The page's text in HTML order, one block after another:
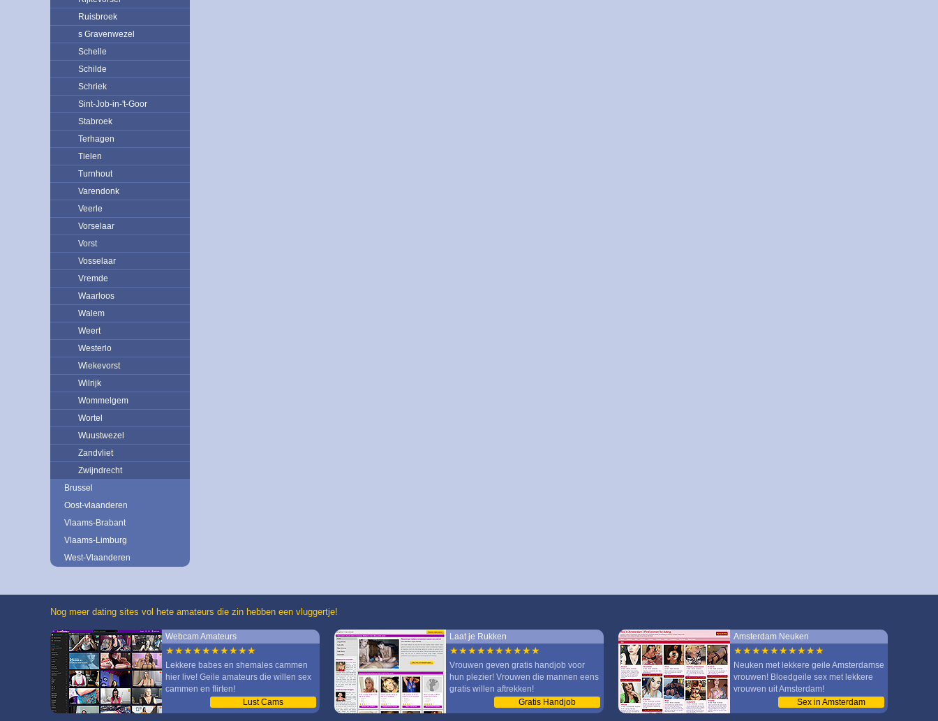
Ruisbroek
s Gravenwezel
Schelle
Schilde
Schriek
Sint-Job-in-'t-Goor
Stabroek
Terhagen
Tielen
Turnhout
Varendonk
Veerle
Vorselaar
Vorst
Vosselaar
Vremde
Waarloos
Walem
Weert
Westerlo
Wiekevorst
Wilrijk
Wommelgem
Wortel
Wuustwezel
Zandvliet
Zwijndrecht
Brussel
Oost-vlaanderen
Vlaams-Brabant
Vlaams-Limburg
West-Vlaanderen
Nog meer dating sites vol hete amateurs die zin hebben een vluggertje!
Webcam Amateurs
★★★★★★★★★★
Lekkere babes en shemales cammen
hier live! Geile amateurs die willen sex
cammen en flirten!
Lust Cams
Laat je Rukken
★★★★★★★★★★
Vrouwen geven gratis handjob voor
hun plezier! Vrouwen die mannen eens
gratis willen aftrekken!
Gratis Handjob
Amsterdam Neuken
★★★★★★★★★★
Neuken met lekkere geile Amsterdamse
vrouwen! Bloedgeile sex met lekkere
vrouwen uit Amsterdam!
Sex in Amsterdam